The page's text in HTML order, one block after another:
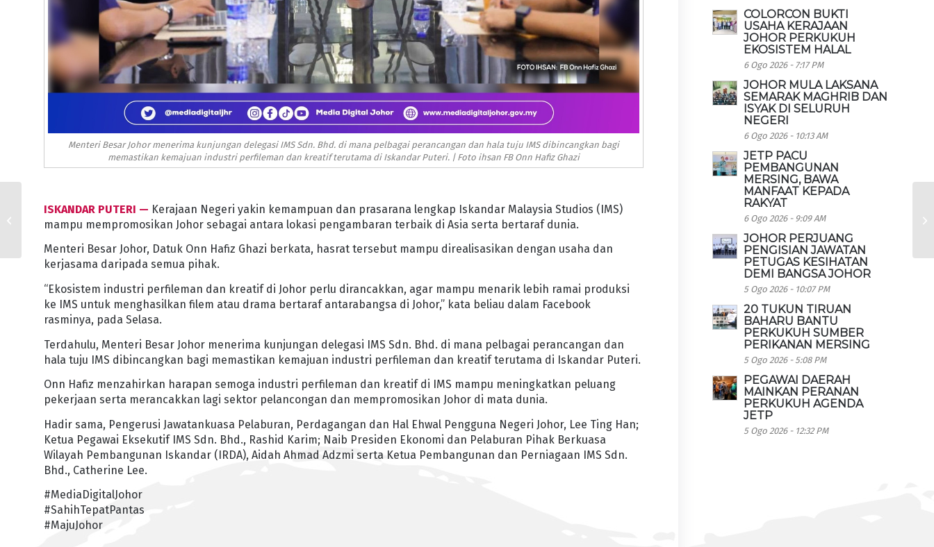
Menteri Besar Johor menerima kunjungan delegasi IMS Sdn. Bhd. di mana pelbagai perancangan dan hala tuju IMS dibincangkan bagi
memastikan kemajuan industri perfileman dan kreatif terutama di Iskandar Puteri. | Foto ihsan FB Onn Hafiz Ghazi
ISKANDAR PUTERI — Kerajaan Negeri yakin kemampuan dan prasarana lengkap Iskandar Malaysia Studios (IMS)
mampu mempromosikan Johor sebagai antara lokasi pengambaran terbaik di Asia serta bertaraf dunia.
Menteri Besar Johor, Datuk Onn Hafiz Ghazi berkata, hasrat tersebut mampu direalisasikan dengan usaha dan
kerjasama daripada semua pihak.
“Ekosistem industri perfileman dan kreatif di Johor perlu dirancakkan, agar mampu menarik lebih ramai produksi
ke IMS untuk menghasilkan filem atau drama bertaraf antarabangsa di Johor,” kata beliau dalam Facebook
rasminya, pada Selasa.
Terdahulu, Menteri Besar Johor menerima kunjungan delegasi IMS Sdn. Bhd. di mana pelbagai perancangan dan
hala tuju IMS dibincangkan bagi memastikan kemajuan industri perfileman dan kreatif terutama di Iskandar Puteri.
Onn Hafiz menzahirkan harapan semoga industri perfileman dan kreatif di IMS mampu meningkatkan peluang
pekerjaan serta merancakkan lagi sektor pelancongan dan mempromosikan Johor di mata dunia.
Hadir sama, Pengerusi Jawatankuasa Pelaburan, Perdagangan dan Hal Ehwal Pengguna Negeri Johor, Lee Ting Han;
Ketua Pegawai Eksekutif IMS Sdn. Bhd., Rashid Karim; Naib Presiden Ekonomi dan Pelaburan Pihak Berkuasa
Wilayah Pembangunan Iskandar (IRDA), Aidah Ahmad Adzmi serta Ketua Pembangunan dan Perniagaan IMS Sdn.
Bhd., Catherine Lee.
#MediaDigitalJohor
#SahihTepatPantas
#MajuJohor
COLORCON BUKTI
USAHA KERAJAAN
JOHOR PERKUKUH
EKOSISTEM HALAL
6 Ogo 2026 - 7:17 PM
JOHOR MULA LAKSANA
SEMARAK MAGHRIB DAN
ISYAK DI SELURUH
NEGERI
6 Ogo 2026 - 10:13 AM
JETP PACU
PEMBANGUNAN
MERSING, BAWA
MANFAAT KEPADA
RAKYAT
6 Ogo 2026 - 9:09 AM
JOHOR PERJUANG
PENGISIAN JAWATAN
PETUGAS KESIHATAN
DEMI BANGSA JOHOR
5 Ogo 2026 - 10:07 PM
20 TUKUN TIRUAN
BAHARU BANTU
PERKUKUH SUMBER
PERIKANAN MERSING
5 Ogo 2026 - 5:08 PM
PEGAWAI DAERAH
MAINKAN PERANAN
PERKUKUH AGENDA
JETP
5 Ogo 2026 - 12:32 PM
KOMITED SELESAIKAN
PROJEK PERUMAHAN
SAKIT DAN TERBENGK...